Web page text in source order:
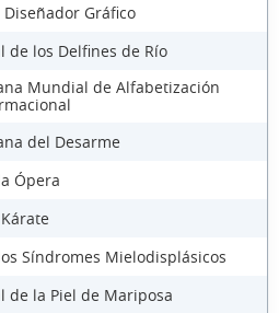
Gráfico
de los Delfines de Río
Mundial de Alfabetización
del Desarme
Ópera
Síndromes Mielodisplásicos
de la Piel de Mariposa